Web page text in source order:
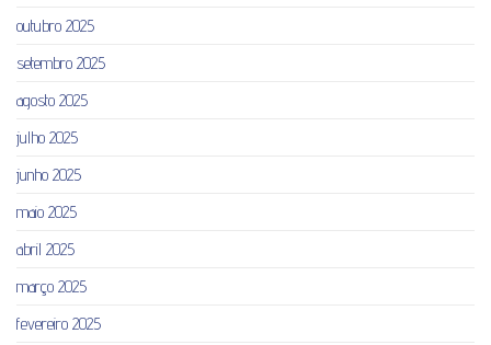
outubro 2025
setembro 2025
agosto 2025
julho 2025
junho 2025
maio 2025
abril 2025
março 2025
fevereiro 2025